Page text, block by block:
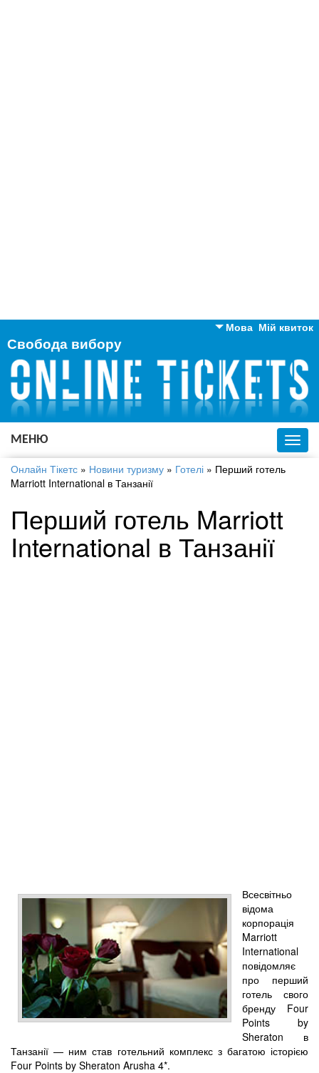
Мій квиток
Мова
Англійська
Російська
Українська
Свобода вибору
МЕНЮ
Онлайн Тікетс » Новини туризму » Готелі » Перший готель
Marriott International в Танзанії
Перший готель Marriott
International в Танзанії
Всесвітньо
відома
корпорація
Marriott
International
повідомляє
про перший
готель свого
бренду Four
Points by
Sheraton в
Танзанії — ним став готельний комплекс з багатою історією
Four Points by Sheraton Arusha 4*.